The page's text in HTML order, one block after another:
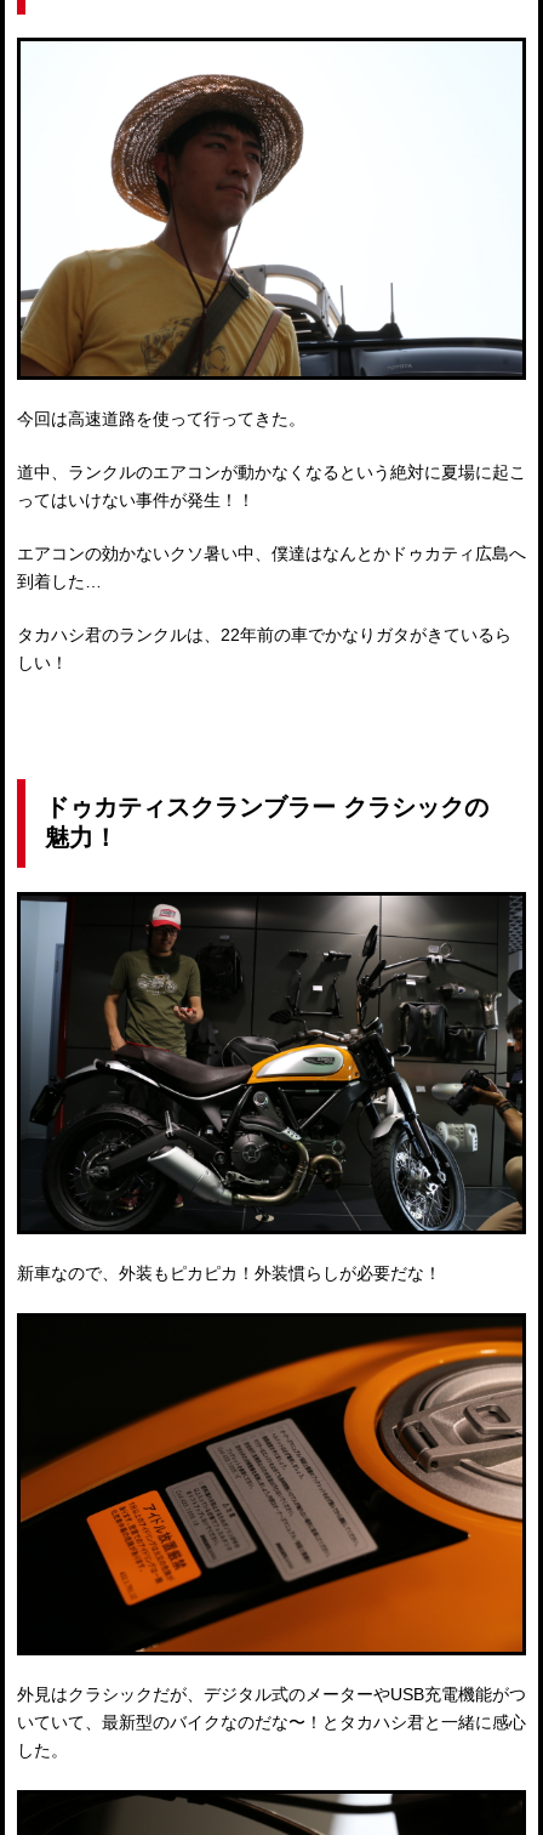
今回は高速道路を使って行ってきた。
道中、ランクルのエアコンが動かなくなるという絶対に夏場に起こ
ってはいけない事件が発生！！
エアコンの効かないクソ暑い中、僕達はなんとかドゥカティ広島へ
到着した…
タカハシ君のランクルは、22年前の車でかなりガタがきているら
しい！
ドゥカティスクランブラー クラシックの
魅力！
新車なので、外装もピカピカ！外装慣らしが必要だな！
外見はクラシックだが、デジタル式のメーターやUSB充電機能がつ
いていて、最新型のバイクなのだな〜！とタカハシ君と一緒に感心
した。